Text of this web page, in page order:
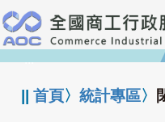
跳
到
主
要
:::
||首頁〉統計專區〉